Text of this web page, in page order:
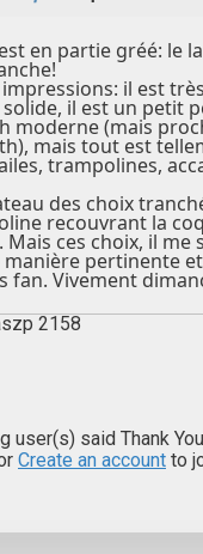
en partie gréé: le
il est
il est un petit
moderne (mais
mais tout est
trampolines,
des choix
recouvrant la
Mais ces choix, il me
manière pertinente
fan. Vivement
2158
user(s) said Thank
Create an account to